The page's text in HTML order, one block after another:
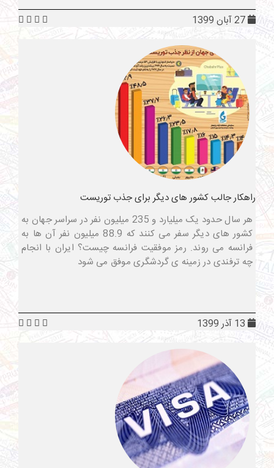
راهکار جالب کشور های دیگر برای جذب توریست
هر سال حدود یک میلیارد و 235 میلیون نفر در سراسر جهان به
کشور های دیگر سفر می کنند که 88.9 میلیون نفر آن ها به
فرانسه می روند. رمز موفقیت فرانسه چیست؟ ایران با انجام
چه ترفندی در زمینه ی گردشگری موفق می شود